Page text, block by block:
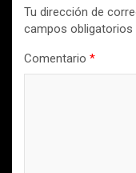
Tu dirección de
campos
Comentario *